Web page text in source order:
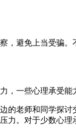
避免上当受骗。
一些心理承受能
老师和同学探讨
。对于少数心